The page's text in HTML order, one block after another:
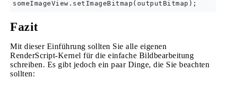
Fazit
Mit dieser Einführung sollten Sie alle eigenen
RenderScript-Kernel für die einfache Bildbearbeitung
schreiben. Es gibt jedoch ein paar Dinge, die Sie beachten
sollten: